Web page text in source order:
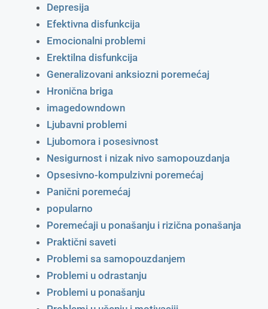
Depresija
Efektivna disfunkcija
Emocionalni problemi
Erektilna disfunkcija
Generalizovani anksiozni poremećaj
Hronična briga
imagedowndown
Ljubavni problemi
Ljubomora i posesivnost
Nesigurnost i nizak nivo samopouzdanja
Opsesivno-kompulzivni poremećaj
Panični poremećaj
popularno
Poremećaji u ponašanju i rizična ponašanja
Praktični saveti
Problemi sa samopouzdanjem
Problemi u odrastanju
Problemi u ponašanju